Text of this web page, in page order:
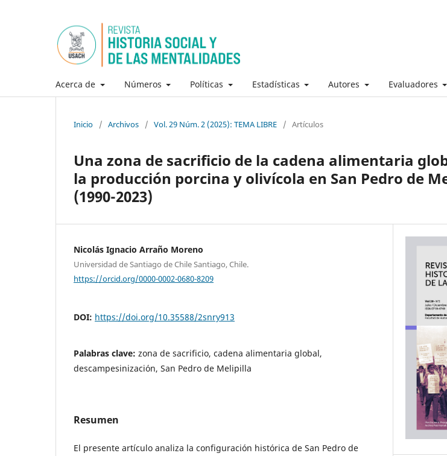
Acerca de Números Políticas Estadísticas Autores Evaluadores
Inicio / Archivos / Vol. 29 Núm. 2 (2025): TEMA LIBRE / Artículos
Una zona de sacrificio de la cadena alimentaria
la producción porcina y olivícola en San Pedro de
(1990-2023)
Nicolás Ignacio Arraño Moreno
Universidad de Santiago de Chile Santiago, Chile.
https://orcid.org/0000-0002-0680-8209
DOI: https://doi.org/10.35588/2snry913
Palabras clave: zona de sacrificio, cadena alimentaria global,
descampesinización, San Pedro de Melipilla
Resumen
El presente artículo analiza la configuración histórica de San Pedro de